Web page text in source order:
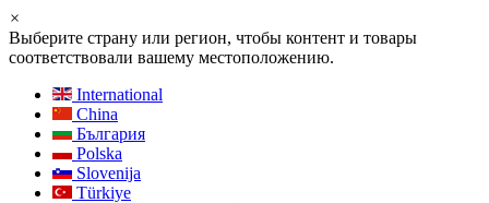
×
Выберите страну или регион, чтобы контент и товары
соответствовали вашему местоположению.
International
China
България
Polska
Slovenija
Türkiye